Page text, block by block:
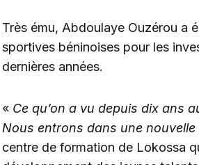
Très ému, Abdoulaye Ouzérou a
sportives béninoises pour les
dernières années.
« Ce qu’on a vu depuis dix ans
Nous entrons dans une nouvelle
centre de formation de Lokossa